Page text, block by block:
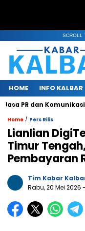
SCROLL
HOME INFO KALBAR
PR dan Komunikasi
Home / Pers Rilis
Lianlian
Timur
Pembayaran
Tim Kabar
Rabu, 20 Mei 2026